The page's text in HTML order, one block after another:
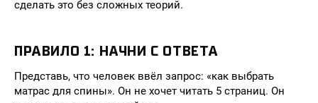
сделать это без сложных теорий.
ПРАВИЛО 1: НАЧНИ С ОТВЕТА
Представь, что человек ввёл запрос: «как выбрать
матрас для спины». Он не хочет читать 5 страниц. Он